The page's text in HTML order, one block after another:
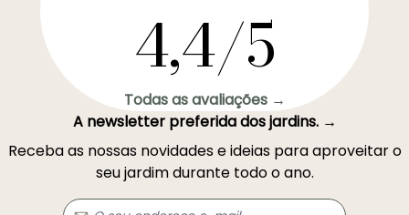
4,4/5
Todas as avaliações →
A newsletter preferida dos jardins. →
Receba as nossas novidades e ideias para aproveitar o
seu jardim durante todo o ano.